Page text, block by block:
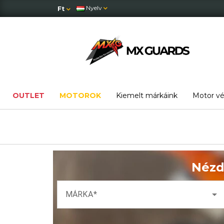
Ft Nyelv
OUTLET MOTOROK Kiemelt márkáink Motor
MÁRKA arrow_drop_down